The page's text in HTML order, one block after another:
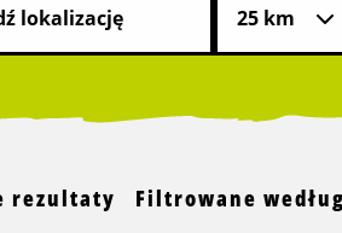
rezultaty Filtrowane